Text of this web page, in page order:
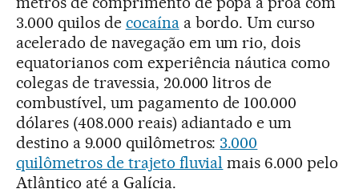
3.000 quilos de cocaínaa bordo. Um curso
acelerado de navegação em um rio, dois
equatorianos com experiência náutica como
colegas de travessia, 20.000 litros de
combustível, um pagamento de 100.000
dólares (408.000 reais) adiantado e um
destino a 9.000 quilômetros: 3.000
quilômetros de trajeto fluvial mais 6.000 pelo
Atlântico até a Galícia.